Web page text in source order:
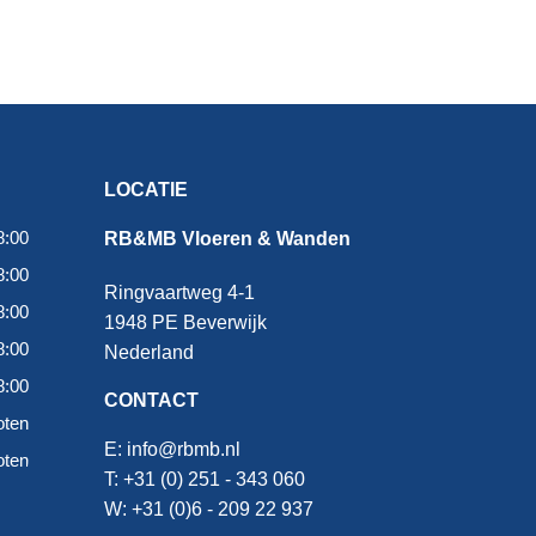
LOCATIE
RB&MB Vloeren & Wanden
Ringvaartweg 4-1
1948 PE Beverwijk
Nederland
CONTACT
E: info@rbmb.nl
T: +31 (0) 251 - 343 060
W: +31 (0)6 - 209 22 937